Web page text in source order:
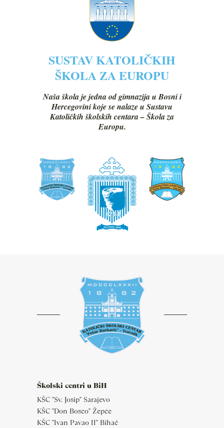
SUSTAV KATOLIČKIH
ŠKOLA ZA EUROPU
Naša škola je jedna od gimnazija u Bosni i
Hercegovini koje se nalaze u Sustavu
Katoličkih školskih centara – Škola za
Europu.
Školski centri u BiH
KŠC "Sv. Josip" Sarajevo
KŠC "Don Bosco" Žepče
KŠC "Ivan Pavao II" Bihać